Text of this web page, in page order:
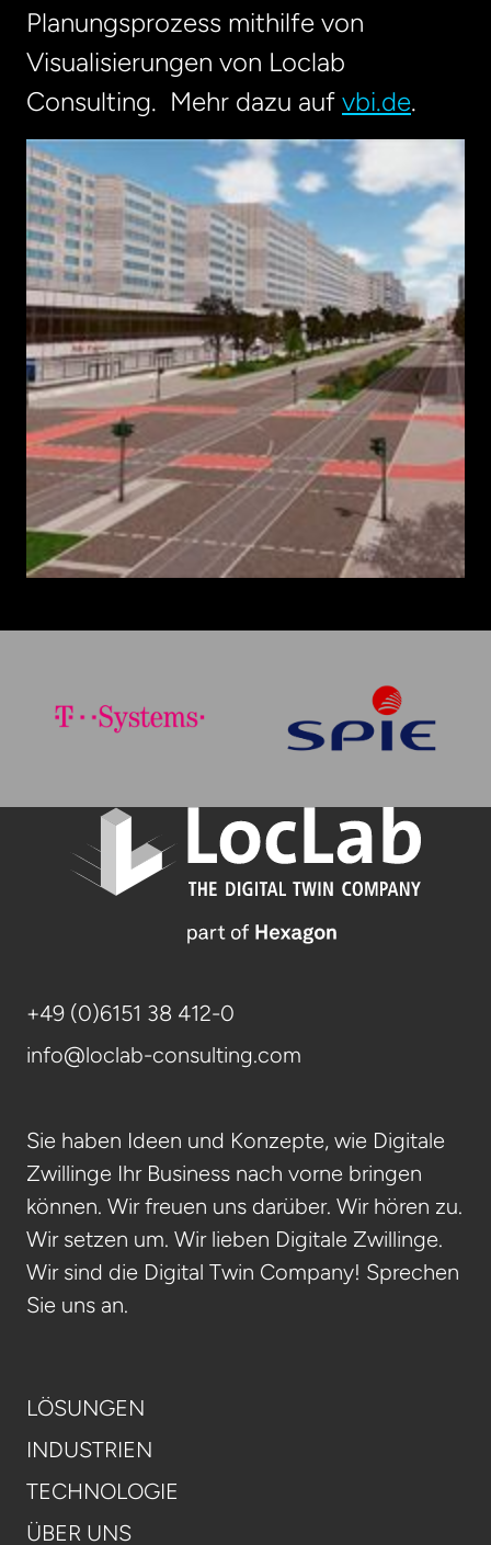
Planungsprozess mithilfe von
Visualisierungen von Loclab
Consulting. Mehr dazu auf vbi.de.
+49 (0)6151 38 412-0
info@loclab-consulting.com
Sie haben Ideen und Konzepte, wie Digitale
Zwillinge Ihr Business nach vorne bringen
können. Wir freuen uns darüber. Wir hören zu.
Wir setzen um. Wir lieben Digitale Zwillinge.
Wir sind die Digital Twin Company! Sprechen
Sie uns an.
LÖSUNGEN
INDUSTRIEN
TECHNOLOGIE
ÜBER UNS